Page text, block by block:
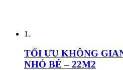
1.
TỐI ƯU KHÔNG
NHỎ BÉ – 22M2